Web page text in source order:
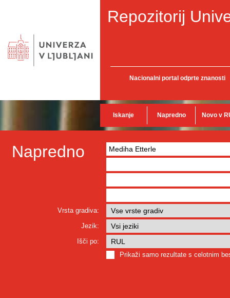
Repozitorij
Nacionalni portal odprte znanosti
Iskanje Napredno Novo v
Napredno
Vrsta gradiva:
Jezik:
Išči po:
Prikaži samo rezultate s celotnim